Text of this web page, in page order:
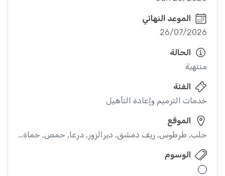
الموعد النهائي
26/07/2026
الحالة
منتهية
الفئة
خدمات الترميم وإعادة التأهيل
الموقع
حلب, طرطوس, ريف دمشق, ديرالزور, درعا, حمص, حماة, ادلب
الوسوم